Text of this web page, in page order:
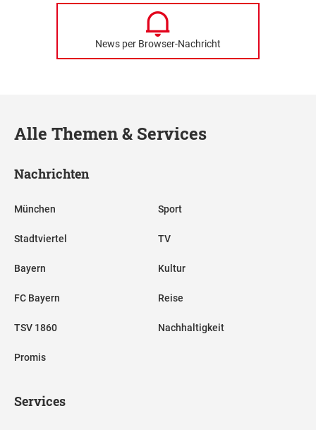
News per Browser-Nachricht
Alle Themen & Services
Nachrichten
München
Stadtviertel
Bayern
FC Bayern
TSV 1860
Promis
Sport
TV
Kultur
Reise
Nachhaltigkeit
Services